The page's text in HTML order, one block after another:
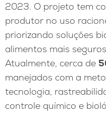
2023. O projeto tem
produtor no uso
priorizando soluções
alimentos mais
Atualmente, cerca de
manejados com a
tecnologia,
controle químico e